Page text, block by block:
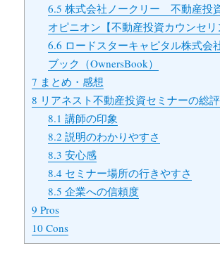
6.5 株式会社ノークリー 不動産投
オピニオン【不動産投資カウンセリ
6.6 ロードスターキャピタル株式会
ブック（OwnersBook）
7 まとめ・感想
8 リアネスト不動産投資セミナーの総評
8.1 講師の印象
8.2 説明のわかりやすさ
8.3 安心感
8.4 セミナー場所の行きやすさ
8.5 企業への信頼度
9 Pros
10 Cons